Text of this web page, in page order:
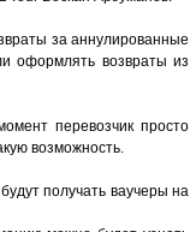
за аннулированные
оформлять возвраты из
перевозчик просто
возможность.
получать ваучеры на